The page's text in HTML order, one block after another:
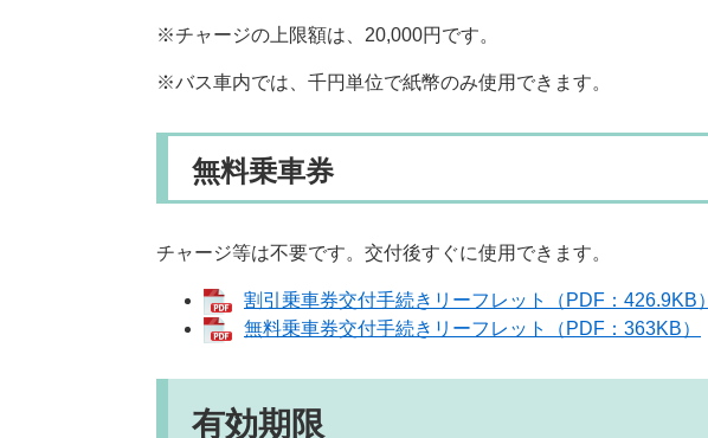
※チャージの上限額は、20,000円です。
※バス車内では、千円単位で紙幣のみ使用できます。
無料乗車券
チャージ等は不要です。交付後すぐに使用できます。
割引乗車券交付手続きリーフレット（PDF：426.9KB）
無料乗車券交付手続きリーフレット（PDF：363KB）
有効期限